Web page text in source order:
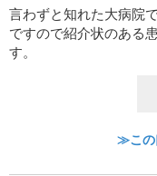
言わずと知れた大病院
ですので紹介状のある
す。
≫この